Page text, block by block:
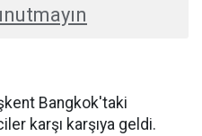
Bangkok'taki
karşı karşıya geldi.